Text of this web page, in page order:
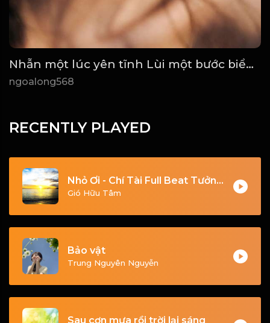
Nhẫn một lúc yên tĩnh Lùi một bước biển rộng trời cao! Đạo
ngoalong568
RECENTLY PLAYED
Nhỏ Ơi - Chí Tài Full Beat Tưởng Nhớ Danh Hài Chí Tài_1782008672743
Gió Hữu Tâm
Bảo vật
Trung Nguyên Nguyễn
Sau cơn mưa rồi trời lại sáng